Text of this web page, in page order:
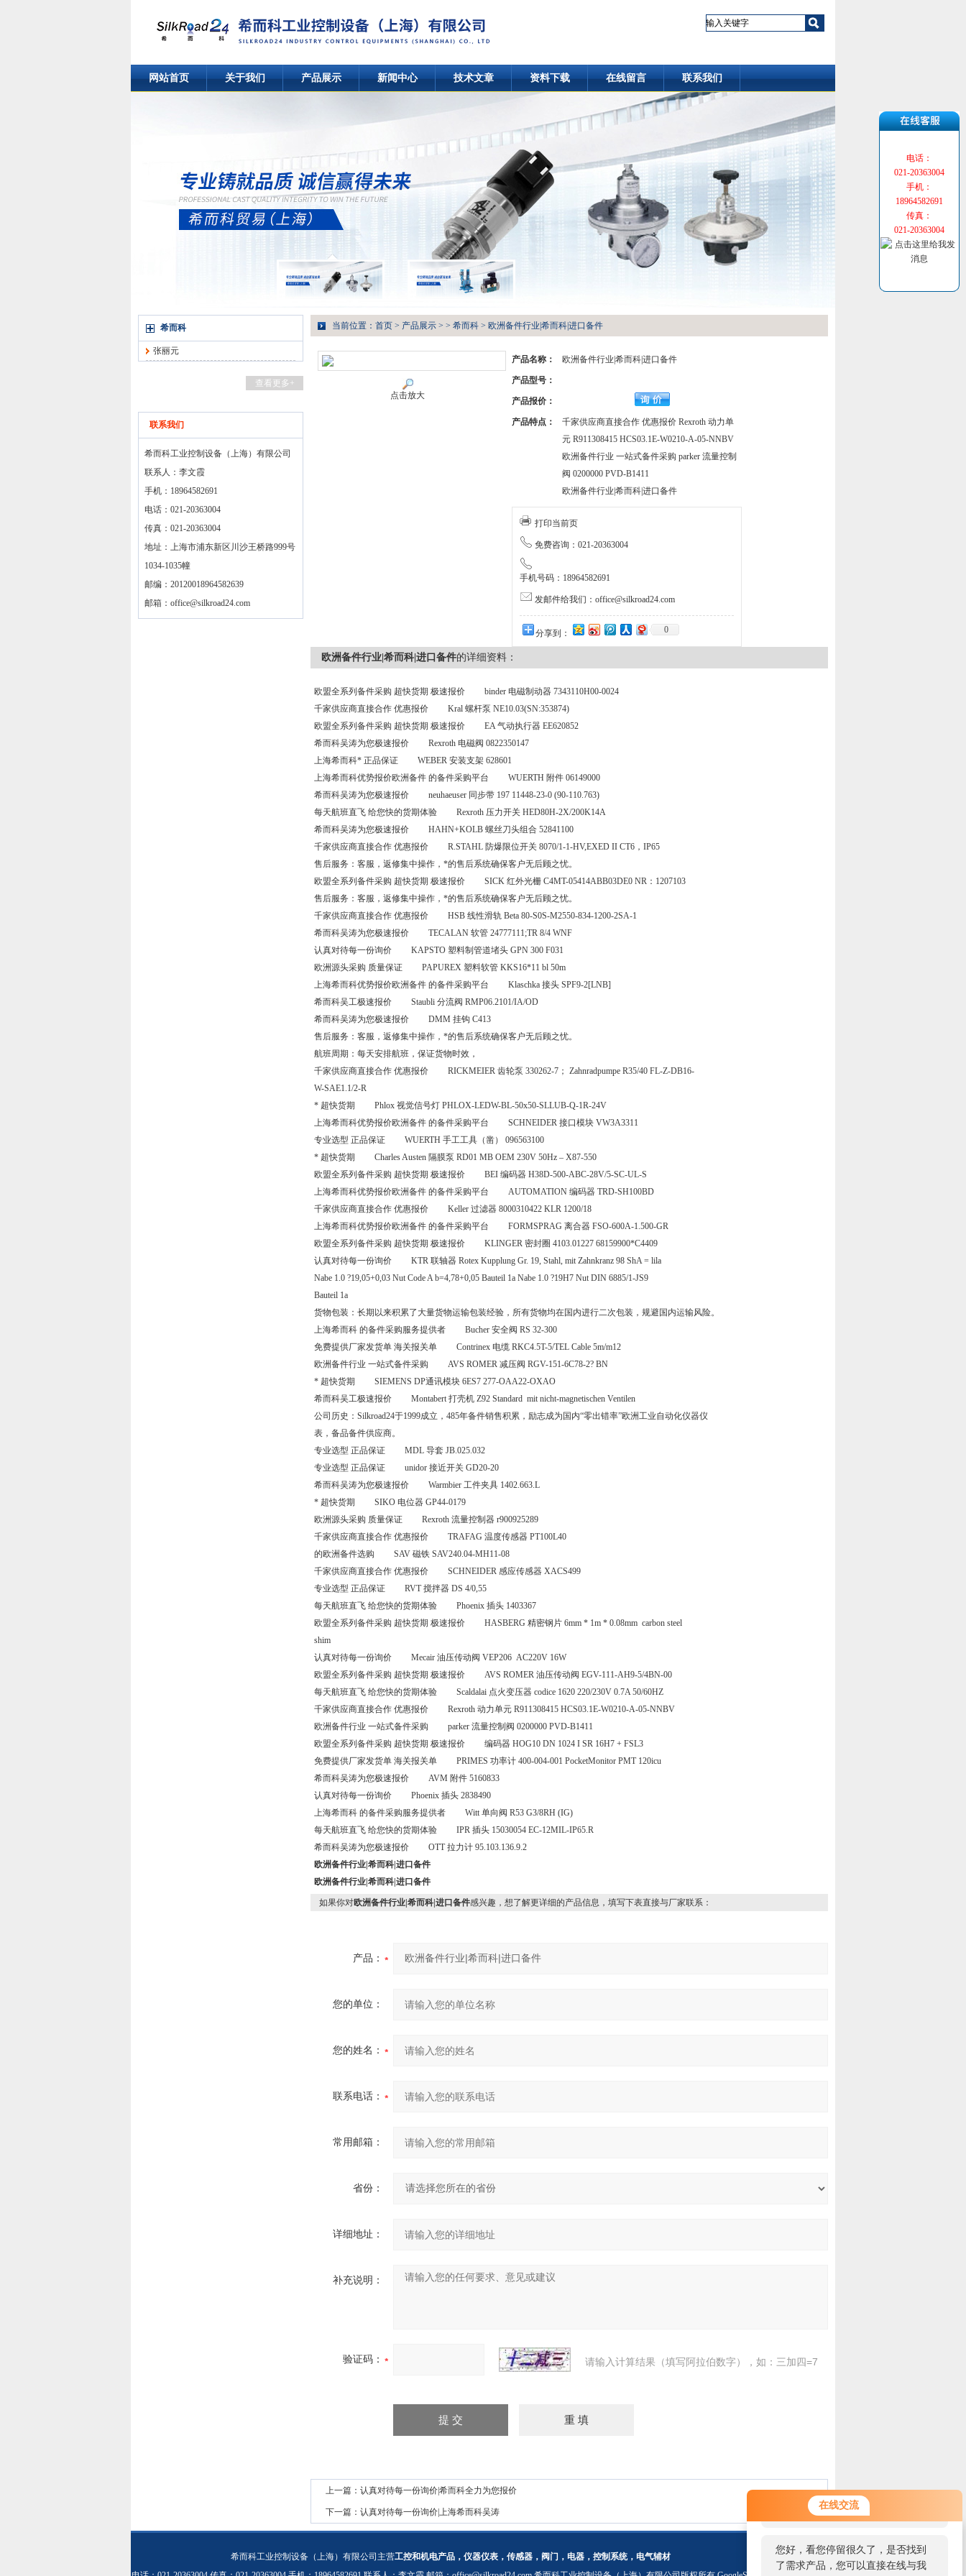
在线交流
您好！欢迎前来咨询，很高兴为您
服务，请问您要咨询什么问题呢？
您好，看您停留很久了，是否找到
了需求产品，您可以直接在线与我
网站首页 关于我们 产品展示 新闻中心 技术文章 资料下载 在线留言 联系我们
希而科
张丽元
查看更多+
联系我们
希而科工业控制设备（上海）有限公司
联系人：李文霞
手机：18964582691
电话：021-20363004
传真：021-20363004
地址：上海市浦东新区川沙王桥路999号
1034-1035幢
邮编：20120018964582639
邮箱： office@silkroad24.com
当前位置： 首页 > 产品展示 > > 希而科 > 欧洲备件行业|希而科|进口备件
点击放大
产品名称： 欧洲备件行业|希而科|进口备件
产品型号：
产品报价：
产品特点：
千家供应商直接合作 优惠报价 Rexroth 动力单
元 R911308415 HCS03.1E-W0210-A-05-NNBV
欧洲备件行业 一站式备件采购 parker 流量控制
阀 0200000 PVD-B1411
欧洲备件行业|希而科|进口备件
打印当前页
免费咨询：021-20363004
手机号码：18964582691
发邮件给我们：office@silkroad24.com
分享到： 0
欧洲备件行业|希而科|进口备件的详细资料：
欧盟全系列备件采购 超快货期 极速报价 binder 电磁制动器 7343110H00-0024
千家供应商直接合作 优惠报价 Kral 螺杆泵 NE10.03(SN:353874)
欧盟全系列备件采购 超快货期 极速报价 EA 气动执行器 EE620852
希而科吴涛为您极速报价 Rexroth 电磁阀 0822350147
上海希而科* 正品保证 WEBER 安装支架 628601
上海希而科优势报价欧洲备件 的备件采购平台 WUERTH 附件 06149000
希而科吴涛为您极速报价 neuhaeuser 同步带 197 11448-23-0 (90-110.763)
每天航班直飞 给您快的货期体验 Rexroth 压力开关 HED80H-2X/200K14A
希而科吴涛为您极速报价 HAHN+KOLB 螺丝刀头组合 52841100
千家供应商直接合作 优惠报价 R.STAHL 防爆限位开关 8070/1-1-HV,EXED II CT6，IP65
售后服务：客服，返修集中操作，*的售后系统确保客户无后顾之忧。
欧盟全系列备件采购 超快货期 极速报价 SICK 红外光栅 C4MT-05414ABB03DE0 NR：1207103
售后服务：客服，返修集中操作，*的售后系统确保客户无后顾之忧。
千家供应商直接合作 优惠报价 HSB 线性滑轨 Beta 80-S0S-M2550-834-1200-2SA-1
希而科吴涛为您极速报价 TECALAN 软管 24777111;TR 8/4 WNF
认真对待每一份询价 KAPSTO 塑料制管道堵头 GPN 300 F031
欧洲源头采购 质量保证 PAPUREX 塑料软管 KKS16*11 bl 50m
上海希而科优势报价欧洲备件 的备件采购平台 Klaschka 接头 SPF9-2[LNB]
希而科吴工极速报价 Staubli 分流阀 RMP06.2101/IA/OD
希而科吴涛为您极速报价 DMM 挂钩 C413
售后服务：客服，返修集中操作，*的售后系统确保客户无后顾之忧。
航班周期：每天安排航班，保证货物时效，
千家供应商直接合作 优惠报价 RICKMEIER 齿轮泵 330262-7； Zahnradpumpe R35/40 FL-Z-DB16-
W-SAE1.1/2-R
* 超快货期 Phlox 视觉信号灯 PHLOX-LEDW-BL-50x50-SLLUB-Q-1R-24V
上海希而科优势报价欧洲备件 的备件采购平台 SCHNEIDER 接口模块 VW3A3311
专业选型 正品保证 WUERTH 手工工具（凿） 096563100
* 超快货期 Charles Austen 隔膜泵 RD01 MB OEM 230V 50Hz – X87-550
欧盟全系列备件采购 超快货期 极速报价 BEI 编码器 H38D-500-ABC-28V/5-SC-UL-S
上海希而科优势报价欧洲备件 的备件采购平台 AUTOMATION 编码器 TRD-SH100BD
千家供应商直接合作 优惠报价 Keller 过滤器 8000310422 KLR 1200/18
上海希而科优势报价欧洲备件 的备件采购平台 FORMSPRAG 离合器 FSO-600A-1.500-GR
欧盟全系列备件采购 超快货期 极速报价 KLINGER 密封圈 4103.01227 68159900*C4409
认真对待每一份询价 KTR 联轴器 Rotex Kupplung Gr. 19, Stahl, mit Zahnkranz 98 ShA = lila
Nabe 1.0 ?19,05+0,03 Nut Code A b=4,78+0,05 Bauteil 1a Nabe 1.0 ?19H7 Nut DIN 6885/1-JS9
Bauteil 1a
货物包装：长期以来积累了大量货物运输包装经验，所有货物均在国内进行二次包装，规避国内运输风险。
上海希而科 的备件采购服务提供者 Bucher 安全阀 RS 32-300
免费提供厂家发货单 海关报关单 Contrinex 电缆 RKC4.5T-5/TEL Cable 5m/m12
欧洲备件行业 一站式备件采购 AVS ROMER 减压阀 RGV-151-6C78-2? BN
* 超快货期 SIEMENS DP通讯模块 6ES7 277-OAA22-OXAO
希而科吴工极速报价 Montabert 打壳机 Z92 Standard mit nicht-magnetischen Ventilen
公司历史：Silkroad24于1999成立，485年备件销售积累，励志成为国内“零出错率”欧洲工业自动化仪器仪
表，备品备件供应商。
专业选型 正品保证 MDL 导套 JB.025.032
专业选型 正品保证 unidor 接近开关 GD20-20
希而科吴涛为您极速报价 Warmbier 工件夹具 1402.663.L
* 超快货期 SIKO 电位器 GP44-0179
欧洲源头采购 质量保证 Rexroth 流量控制器 r900925289
千家供应商直接合作 优惠报价 TRAFAG 温度传感器 PT100L40
的欧洲备件选购 SAV 磁铁 SAV240.04-MH11-08
千家供应商直接合作 优惠报价 SCHNEIDER 感应传感器 XACS499
专业选型 正品保证 RVT 搅拌器 DS 4/0,55
每天航班直飞 给您快的货期体验 Phoenix 插头 1403367
欧盟全系列备件采购 超快货期 极速报价 HASBERG 精密钢片 6mm * 1m * 0.08mm carbon steel
shim
认真对待每一份询价 Mecair 油压传动阀 VEP206 AC220V 16W
欧盟全系列备件采购 超快货期 极速报价 AVS ROMER 油压传动阀 EGV-111-AH9-5/4BN-00
每天航班直飞 给您快的货期体验 Scaldalai 点火变压器 codice 1620 220/230V 0.7A 50/60HZ
千家供应商直接合作 优惠报价 Rexroth 动力单元 R911308415 HCS03.1E-W0210-A-05-NNBV
欧洲备件行业 一站式备件采购 parker 流量控制阀 0200000 PVD-B1411
欧盟全系列备件采购 超快货期 极速报价 编码器 HOG10 DN 1024 I SR 16H7 + FSL3
免费提供厂家发货单 海关报关单 PRIMES 功率计 400-004-001 PocketMonitor PMT 120icu
希而科吴涛为您极速报价 AVM 附件 5160833
认真对待每一份询价 Phoenix 插头 2838490
上海希而科 的备件采购服务提供者 Witt 单向阀 R53 G3/8RH (IG)
每天航班直飞 给您快的货期体验 IPR 插头 15030054 EC-12MIL-IP65.R
希而科吴涛为您极速报价 OTT 拉力计 95.103.136.9.2
欧洲备件行业|希而科|进口备件
欧洲备件行业|希而科|进口备件
如果你对欧洲备件行业|希而科|进口备件感兴趣，想了解更详细的产品信息，填写下表直接与厂家联系：
产品：
您的单位：
您的姓名：
联系电话：
常用邮箱：
省份：
详细地址：
补充说明：
验证码： 请输入计算结果（填写阿拉伯数字），如：三加四=7
上一篇： 认真对待每一份询价|希而科全力为您报价
下一篇： 认真对待每一份询价|上海希而科吴涛
希而科工业控制设备（上海）有限公司主营工控和机电产品，仪器仪表，传感器，阀门，电器，控制系统，电气辅材
电话：
021-20363004
手机：
18964582691
传真：
021-20363004